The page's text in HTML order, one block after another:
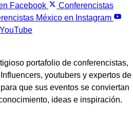
Facebook
Conferencistas
México en Instagram
portafolio de conferencistas,
youtubers y expertos de
que sus eventos se conviertan
ideas e inspiración.